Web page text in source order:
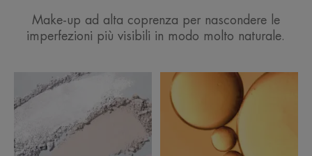
Make-up ad alta coprenza per nascondere le
imperfezioni più visibili in modo molto naturale.